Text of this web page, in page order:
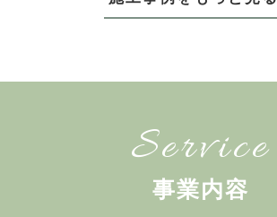
Service
事業内容